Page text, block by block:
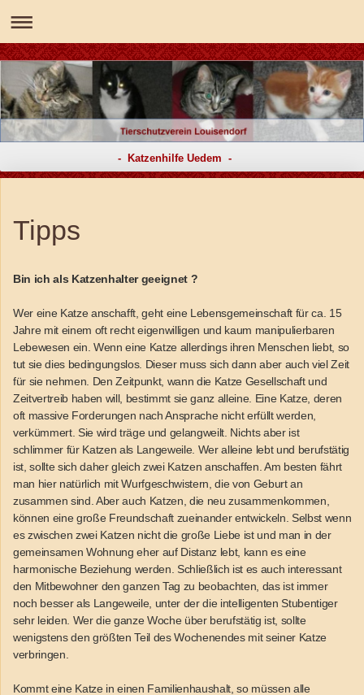
- Katzenhilfe Uedem -
Tipps
Bin ich als Katzenhalter geeignet ?
Wer eine Katze anschafft, geht eine Lebensgemeinschaft für ca. 15
Jahre mit einem oft recht eigenwilligen und kaum manipulierbaren
Lebewesen ein. Wenn eine Katze allerdings ihren Menschen liebt, so
tut sie dies bedingungslos. Dieser muss sich dann aber auch viel Zeit
für sie nehmen. Den Zeitpunkt, wann die Katze Gesellschaft und
Zeitvertreib haben will, bestimmt sie ganz alleine. Eine Katze, deren
oft massive Forderungen nach Ansprache nicht erfüllt werden,
verkümmert. Sie wird träge und gelangweilt. Nichts aber ist
schlimmer für Katzen als Langeweile. Wer alleine lebt und berufstätig
ist, sollte sich daher gleich zwei Katzen anschaffen. Am besten fährt
man hier natürlich mit Wurfgeschwistern, die von Geburt an
zusammen sind. Aber auch Katzen, die neu zusammenkommen,
können eine große Freundschaft zueinander entwickeln. Selbst wenn
es zwischen zwei Katzen nicht die große Liebe ist und man in der
gemeinsamen Wohnung eher auf Distanz lebt, kann es eine
harmonische Beziehung werden. Schließlich ist es auch interessant
den Mitbewohner den ganzen Tag zu beobachten, das ist immer
noch besser als Langeweile, unter der die intelligenten Stubentiger
sehr leiden. Wer die ganze Woche über berufstätig ist, sollte
wenigstens den größten Teil des Wochenendes mit seiner Katze
verbringen.
Kommt eine Katze in einen Familienhaushalt, so müssen alle